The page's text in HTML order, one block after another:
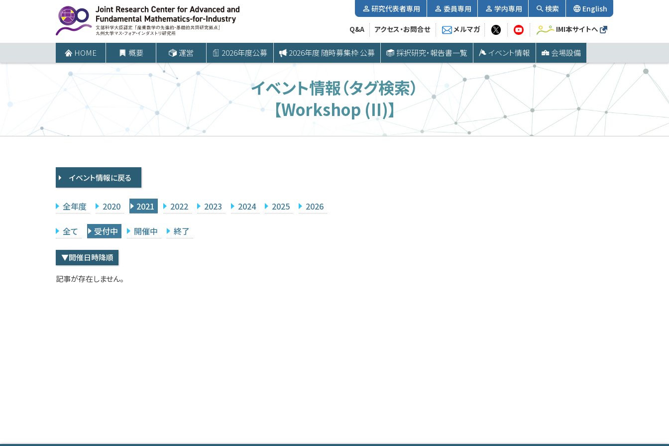
ツ
プ
HOME 概要 運営 2026年度公募 2026年度 随時募集枠 公募 採択研究・報告書一覧 イベント情報 会場設備
研究代表者専用 委員専用 学内専用 検索 English
Q&A アクセス・お問合せ メルマガ IMI本サイトへ
イベント情報（タグ検索）
【Workshop (II)】
イベント情報に戻る
全年度 2020 2021 2022 2023 2024 2025 2026
全て 受付中 開催中 終了
▼開催日時降順
記事が存在しません。